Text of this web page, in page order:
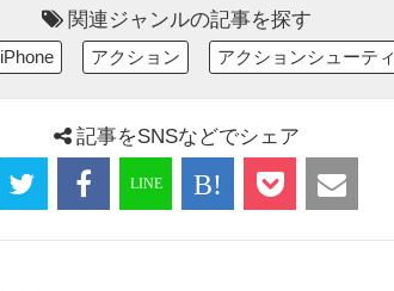
関連ジャンルの記事を探す
iPhone アクション アクションシューテ
記事をSNSなどでシェア